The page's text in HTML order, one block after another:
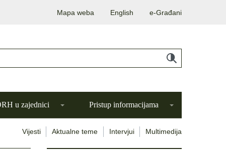
Mapa weba English e-Građani
u zajednici Pristup informacijama
Vijesti Aktualne teme Intervjui Multimedija